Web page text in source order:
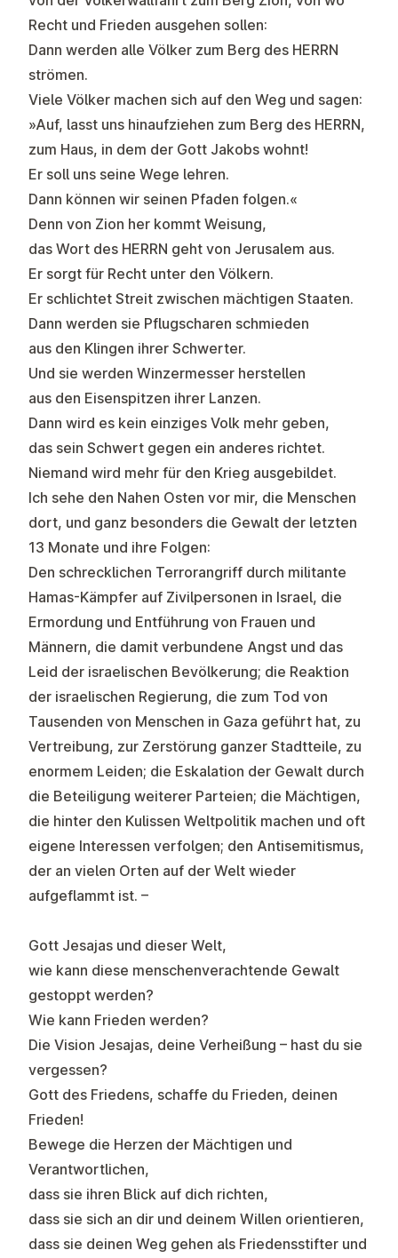
Recht und Frieden ausgehen sollen:
Dann werden alle Völker zum Berg des HERRN
strömen.
Viele Völker machen sich auf den Weg und sagen:
»Auf, lasst uns hinaufziehen zum Berg des HERRN,
zum Haus, in dem der Gott Jakobs wohnt!
Er soll uns seine Wege lehren.
Dann können wir seinen Pfaden folgen.«
Denn von Zion her kommt Weisung,
das Wort des HERRN geht von Jerusalem aus.
Er sorgt für Recht unter den Völkern.
Er schlichtet Streit zwischen mächtigen Staaten.
Dann werden sie Pflugscharen schmieden
aus den Klingen ihrer Schwerter.
Und sie werden Winzermesser herstellen
aus den Eisenspitzen ihrer Lanzen.
Dann wird es kein einziges Volk mehr geben,
das sein Schwert gegen ein anderes richtet.
Niemand wird mehr für den Krieg ausgebildet.
Ich sehe den Nahen Osten vor mir, die Menschen
dort, und ganz besonders die Gewalt der letzten
13 Monate und ihre Folgen:
Den schrecklichen Terrorangriff durch militante
Hamas-Kämpfer auf Zivilpersonen in Israel, die
Ermordung und Entführung von Frauen und
Männern, die damit verbundene Angst und das
Leid der israelischen Bevölkerung; die Reaktion
der israelischen Regierung, die zum Tod von
Tausenden von Menschen in Gaza geführt hat, zu
Vertreibung, zur Zerstörung ganzer Stadtteile, zu
enormem Leiden; die Eskalation der Gewalt durch
die Beteiligung weiterer Parteien; die Mächtigen,
die hinter den Kulissen Weltpolitik machen und oft
eigene Interessen verfolgen; den Antisemitismus,
der an vielen Orten auf der Welt wieder
aufgeflammt ist. –
Gott Jesajas und dieser Welt,
wie kann diese menschenverachtende Gewalt
gestoppt werden?
Wie kann Frieden werden?
Die Vision Jesajas, deine Verheißung – hast du sie
vergessen?
Gott des Friedens, schaffe du Frieden, deinen
Frieden!
Bewege die Herzen der Mächtigen und
Verantwortlichen,
dass sie ihren Blick auf dich richten,
dass sie sich an dir und deinem Willen orientieren,
dass sie deinen Weg gehen als Friedensstifter und